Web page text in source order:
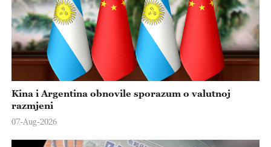
Kina i Argentina obnovile sporazum o valutnoj
razmjeni
07-Aug-2026